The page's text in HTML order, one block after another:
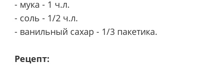
- мука - 1 ч.л.
- соль - 1/2 ч.л.
- ванильный сахар - 1/3 пакетика.
Рецепт: